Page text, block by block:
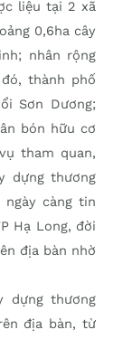
liệu tại 2 xã
0,6ha cây
nhân rộng
thành phố
Sơn Dương;
bón hữu cơ
tham quan,
dựng thương
ngày càng tin
Hạ Long, đời
địa bàn nhờ
dựng thương
địa bàn, từ